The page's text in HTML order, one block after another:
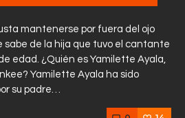
mantenerse por fuera del ojo
sabe de la hija que tuvo el cantante
edad. ¿Quién es Yamilette Ayala,
Yamilette Ayala ha sido
su padre…